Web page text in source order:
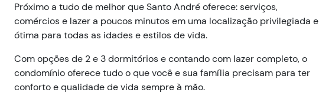
Próximo a tudo de melhor que Santo André oferece: serviços,
comércios e lazer a poucos minutos em uma localização privilegiada e
ótima para todas as idades e estilos de vida.
Com opções de 2 e 3 dormitórios e contando com lazer completo, o
condomínio oferece tudo o que você e sua família precisam para ter
conforto e qualidade de vida sempre à mão.